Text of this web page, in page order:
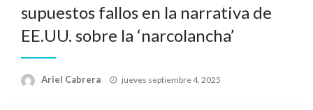
supuestos fallos en la narrativa de
EE.UU. sobre la ‘narcolancha’
Ariel Cabrera
Publicado
jueves septiembre 4, 2025